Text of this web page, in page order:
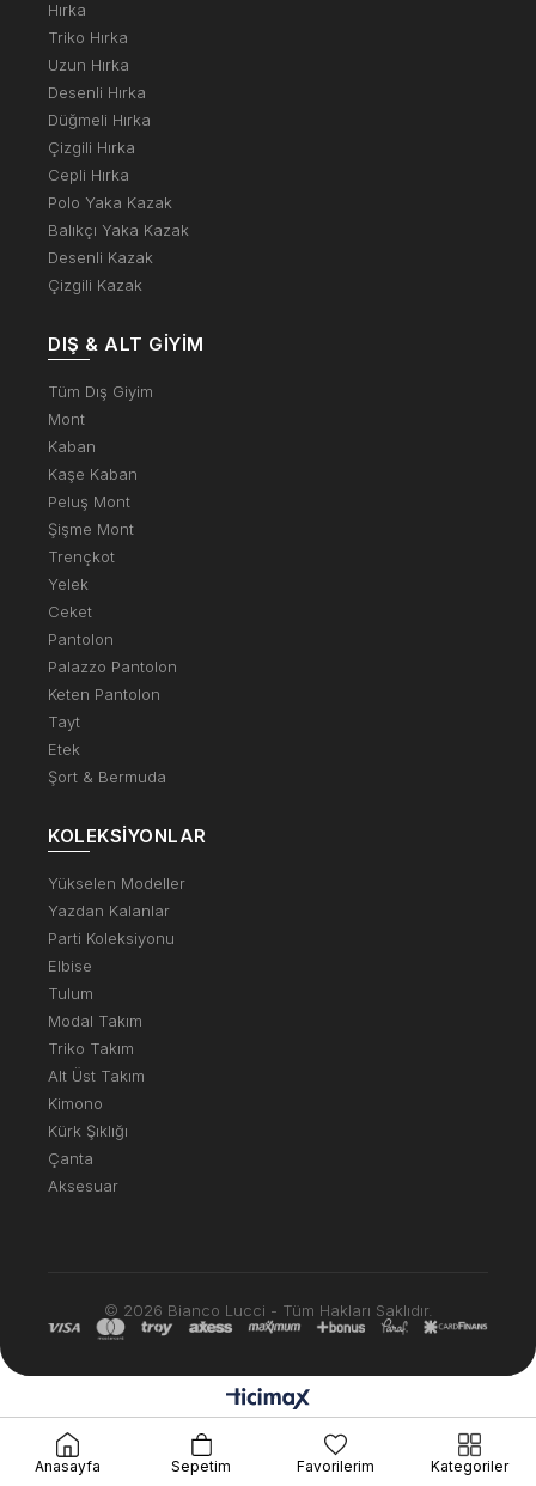
Hırka
Triko Hırka
Uzun Hırka
Desenli Hırka
Düğmeli Hırka
Çizgili Hırka
Cepli Hırka
Polo Yaka Kazak
Balıkçı Yaka Kazak
Desenli Kazak
Çizgili Kazak
DIŞ & ALT GIYIM
Tüm Dış Giyim
Mont
Kaban
Kaşe Kaban
Peluş Mont
Şişme Mont
Trençkot
Yelek
Ceket
Pantolon
Palazzo Pantolon
Keten Pantolon
Tayt
Etek
Şort & Bermuda
KOLEKSIYONLAR
Yükselen Modeller
Yazdan Kalanlar
Parti Koleksiyonu
Elbise
Tulum
Modal Takım
Triko Takım
Alt Üst Takım
Kimono
Kürk Şıklığı
Çanta
Aksesuar
© 2026 Bianco Lucci - Tüm Hakları Saklıdır.
Anasayfa Sepetim Favorilerim Kategoriler